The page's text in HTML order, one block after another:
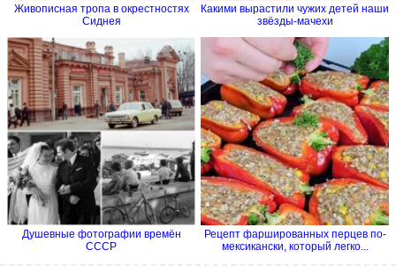
Живописная тропа в окрестностях
Сиднея
Какими вырастили чужих детей наши
звёзды-мачехи
Душевные фотографии времён
СССР
Рецепт фаршированных перцев по-
мексикански, который легко...